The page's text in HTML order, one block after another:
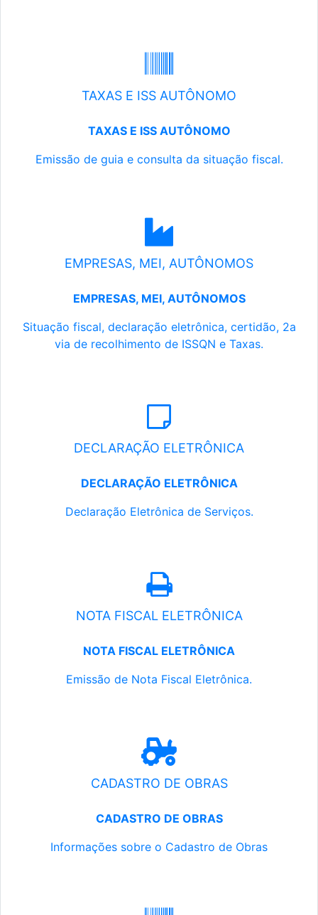
TAXAS E ISS AUTÔNOMO
TAXAS E ISS AUTÔNOMO
Emissão de guia e consulta da situação fiscal.
EMPRESAS, MEI, AUTÔNOMOS
EMPRESAS, MEI, AUTÔNOMOS
Situação fiscal, declaração eletrônica, certidão, 2a
via de recolhimento de ISSQN e Taxas.
DECLARAÇÃO ELETRÔNICA
DECLARAÇÃO ELETRÔNICA
Declaração Eletrônica de Serviços.
NOTA FISCAL ELETRÔNICA
NOTA FISCAL ELETRÔNICA
Emissão de Nota Fiscal Eletrônica.
CADASTRO DE OBRAS
CADASTRO DE OBRAS
Informações sobre o Cadastro de Obras